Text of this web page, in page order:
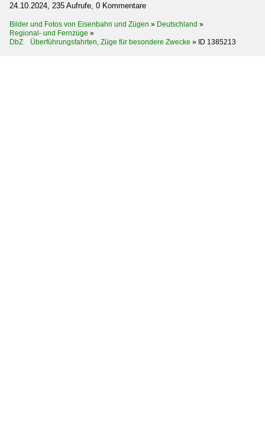
24.10.2024, 235 Aufrufe, 0 Kommentare
Bilder und Fotos von Eisenbahn und Zügen » Deutschland »
Regional- und Fernzüge »
DbZ Überführungsfahrten, Züge für besondere Zwecke » ID 1385213